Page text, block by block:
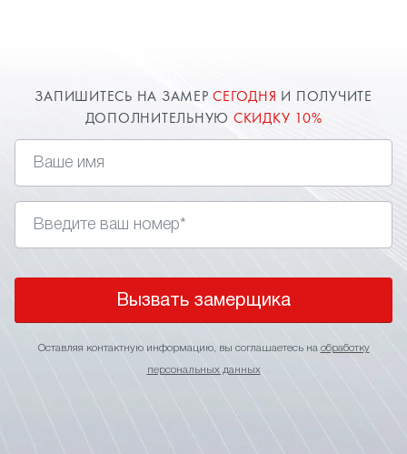
ЗАПИШИТЕСЬ НА ЗАМЕРСЕГОДНЯ И ПОЛУЧИТЕ
ДОПОЛНИТЕЛЬНУЮ СКИДКУ 10%
Вызвать замерщика
Оставляя контактную информацию, вы соглашаетесь на обработку
персональных данных